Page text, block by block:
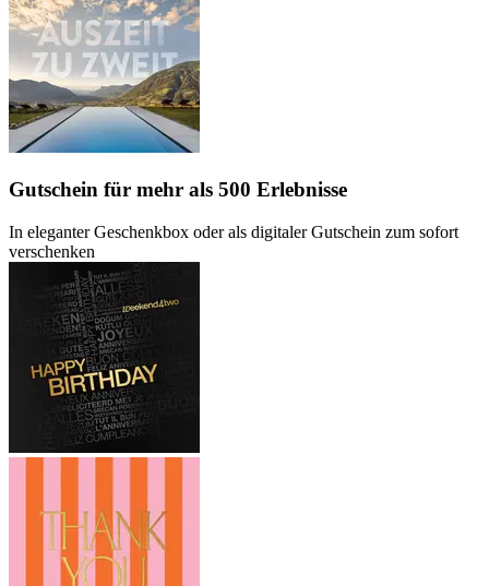
Gutschein für mehr als 500 Erlebnisse
In eleganter Geschenkbox oder als digitaler Gutschein zum sofort
verschenken